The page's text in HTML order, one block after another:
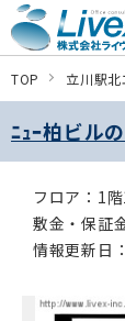
TOP 立川駅北
ﾆｭｰ柏ビル
フロア：1
敷金・保証
情報更新日